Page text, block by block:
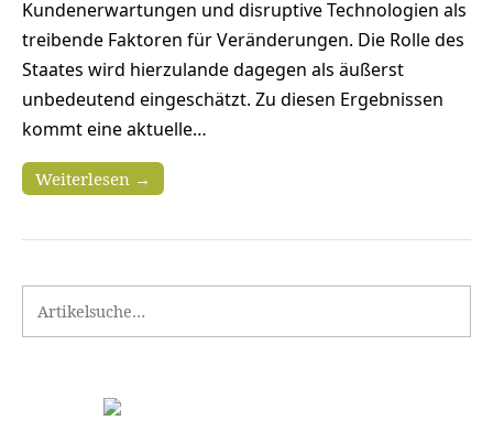
Kundenerwartungen und disruptive Technologien als
treibende Faktoren für Veränderungen. Die Rolle des
Staates wird hierzulande dagegen als äußerst
unbedeutend eingeschätzt. Zu diesen Ergebnissen
kommt eine aktuelle…
Weiterlesen →